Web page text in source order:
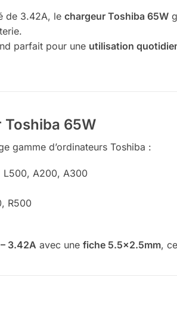
de 3.42A, le chargeur Toshiba 65W
parfait pour une utilisation
65W
gamme d’ordinateurs Toshiba :
A200, A300
R500
3.42A avec une fiche 5.5×2.5mm,